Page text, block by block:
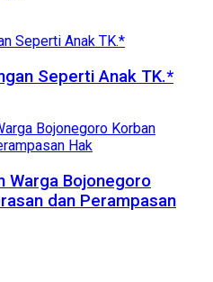
Seperti Anak TK.*
Warga Bojonegoro
dan Perampasan